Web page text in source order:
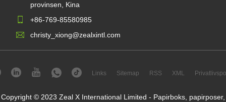
provinsen, Kina
+86-769-85580985
christy_xiong@zealxintl.com
Links Sitemap RSS XML
Copyright © 2023 Zeal X International Limited - Papirboks, papirposer,